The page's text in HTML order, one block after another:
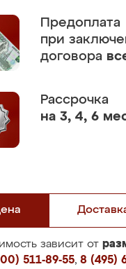
Предоплата
при
договора
Рассрочка
на 3, 4, 6
зависит от
511-89-55, 8 (495)